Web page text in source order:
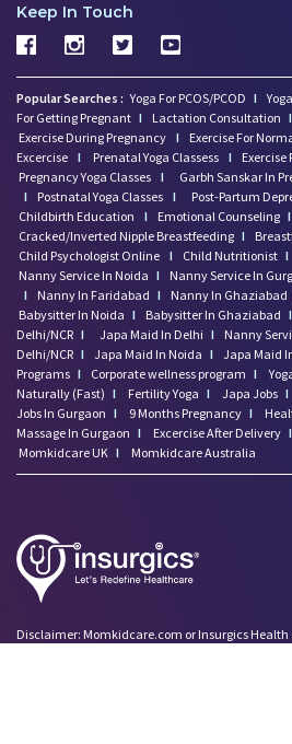
Keep In Touch
Popular Searches : Yoga For PCOS/PCOD I
For Getting Pregnant I Lactation Consultation I
Exercise During Pregnancy I Exercise For
Excercise I Prenatal Yoga Classess I Exercise
Pregnancy Yoga Classes I Garbh Sanskar In
I
Postnatal Yoga Classes I Post-Partum
Childbirth Education
I Emotional Counseling I
Cracked/Inverted Nipple Breastfeeding I
Child Psychologist Online I Child Nutritionist I
Nanny Service In Noida I Nanny Service In
I
Nanny In Faridabad I Nanny In Ghaziabad
Babysitter In Noida I Babysitter In Ghaziabad I
Delhi/NCR I Japa Maid In Delhi I Nanny
Delhi/NCR I Japa Maid In Noida I Japa Maid
Programs I Corporate wellness program I
Naturally (Fast) I Fertility Yoga I Japa Jobs I
Jobs In Gurgaon I 9 Months Pregnancy I
Massage In Gurgaon I Excercise After Delivery I
Momkidcare UK I Momkidcare Australia
Disclaimer: Momkidcare.com or Insurgics Health